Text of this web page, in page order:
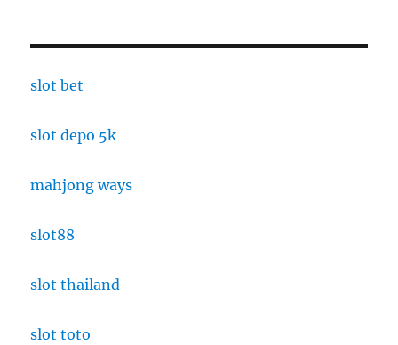
slot bet
slot depo 5k
mahjong ways
slot88
slot thailand
slot toto